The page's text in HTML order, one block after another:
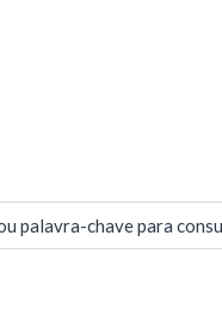
palavra-chave para